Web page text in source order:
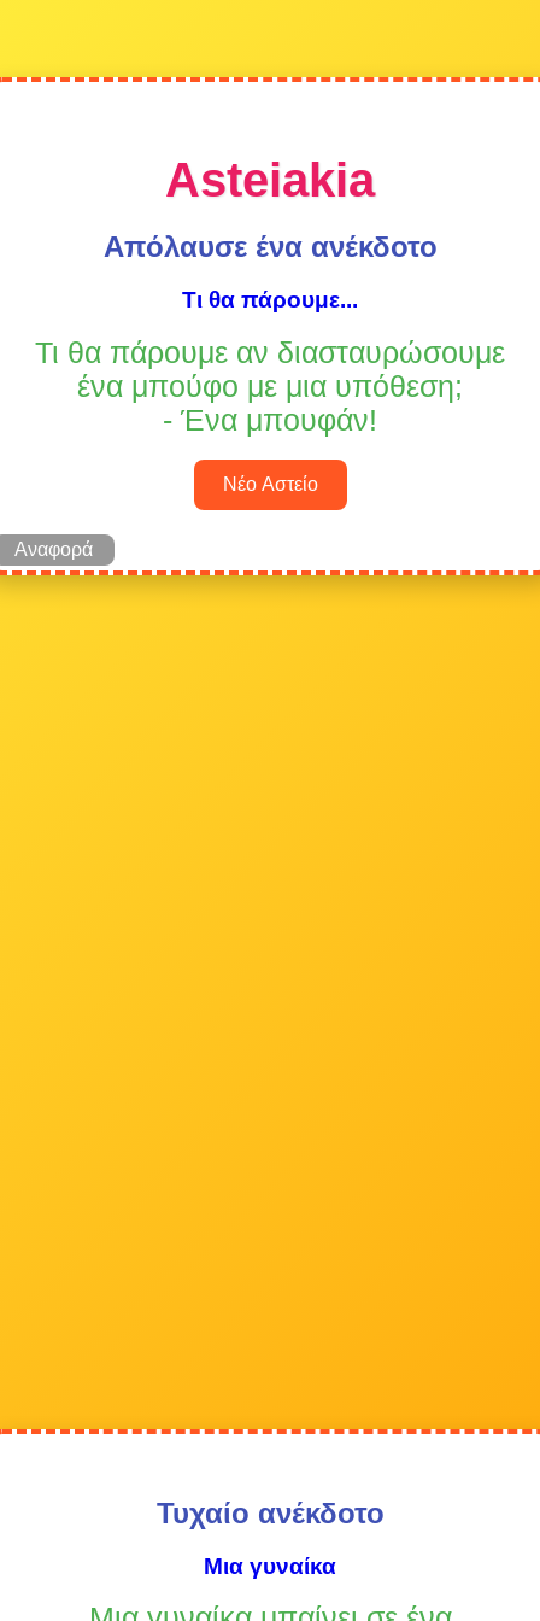
Asteiakia
Απόλαυσε ένα ανέκδοτο
Τι θα πάρουμε...
Τι θα πάρουμε αν διασταυρώσουμε
ένα μπούφο με μια υπόθεση;
- Ένα μπουφάν!
Νέο Αστείο
Αναφορά
Τυχαίο ανέκδοτο
Μια γυναίκα